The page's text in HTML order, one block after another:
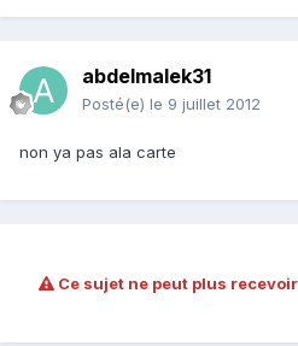
abdelmalek31
Posté(e) le 9 juillet 2012
non ya pas ala carte
Ce sujet ne peut plus